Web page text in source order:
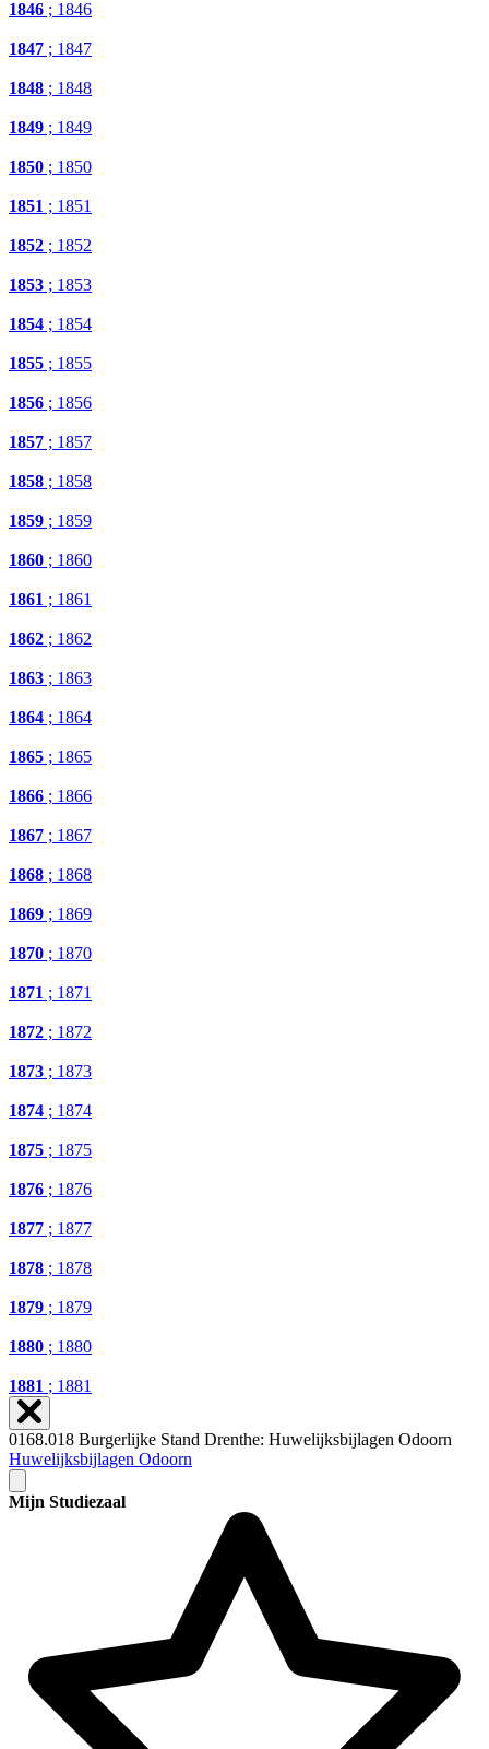
1846 ; 1846
1847 ; 1847
1848 ; 1848
1849 ; 1849
1850 ; 1850
1851 ; 1851
1852 ; 1852
1853 ; 1853
1854 ; 1854
1855 ; 1855
1856 ; 1856
1857 ; 1857
1858 ; 1858
1859 ; 1859
1860 ; 1860
1861 ; 1861
1862 ; 1862
1863 ; 1863
1864 ; 1864
1865 ; 1865
1866 ; 1866
1867 ; 1867
1868 ; 1868
1869 ; 1869
1870 ; 1870
1871 ; 1871
1872 ; 1872
1873 ; 1873
1874 ; 1874
1875 ; 1875
1876 ; 1876
1877 ; 1877
1878 ; 1878
1879 ; 1879
1880 ; 1880
1881 ; 1881
0168.018 Burgerlijke Stand Drenthe: Huwelijksbijlagen Odoorn
Huwelijksbijlagen Odoorn
Mijn Studiezaal